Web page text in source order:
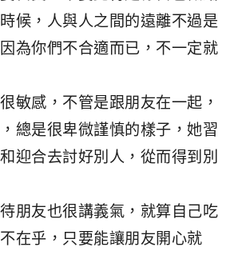
候，人與人之間的遠離不過是
為你們不合適而已，不一定就
敏感，不管是跟朋友在一起，
總是很卑微謹慎的樣子，她習
迎合去討好別人，從而得到別
朋友也很講義氣，就算自己吃
在乎，只要能讓朋友開心就